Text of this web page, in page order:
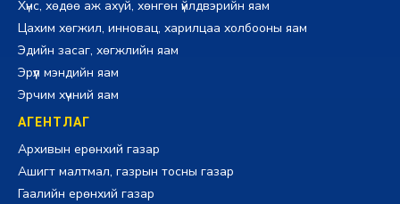
Хүнс, хөдөө аж ахуй, хөнгөн үйлдвэрийн яам
Цахим хөгжил, инновац, харилцаа холбооны яам
Эдийн засаг, хөгжлийн яам
Эрүүл мэндийн яам
Эрчим хүчний яам
АГЕНТЛАГ
Архивын ерөнхий газар
Ашигт малтмал, газрын тосны газар
Гаалийн ерөнхий газар